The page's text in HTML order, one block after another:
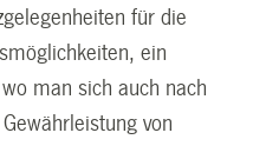
für die
ein
man sich auch nach
von